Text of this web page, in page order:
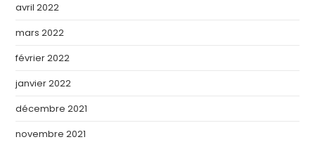
avril 2022
mars 2022
février 2022
janvier 2022
décembre 2021
novembre 2021